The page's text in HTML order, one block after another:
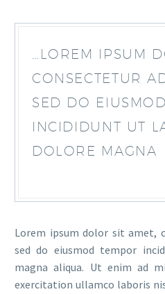
…LOREM IPSUM
CONSECTETUR
SED DO
INCIDIDUNT UT
DOLORE MAGNA
Lorem ipsum dolor sit amet,
sed do eiusmod tempor
magna aliqua. Ut enim ad
exercitation ullamco laboris